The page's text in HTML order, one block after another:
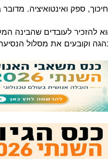
חיכוך, ספק ואינטואיציה.
להזכיר לעובדים שהבינה
וקובעים את מסלול